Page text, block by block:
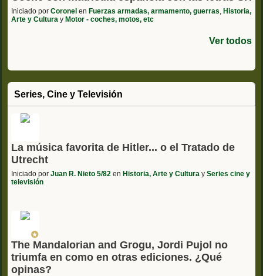
Iniciado por Coronel en Fuerzas armadas, armamento, guerras, Historia,
Arte y Cultura y Motor - coches, motos, etc
Ver todos
Series, Cine y Televisión
La música favorita de Hitler... o el Tratado de
Utrecht
Iniciado por Juan R. Nieto 5/82 en Historia, Arte y Cultura y Series cine y
televisión
The Mandalorian and Grogu, Jordi Pujol no
triumfa en como en otras ediciones. ¿Qué
opinas?